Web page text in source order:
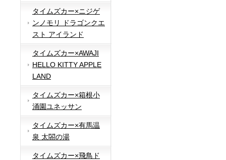
タイムズカー×ニジゲ
ンノモリ ドラゴンクエ
スト アイランド
タイムズカー×AWAJI
HELLO KITTY APPLE
LAND
タイムズカー×箱根小
涌園ユネッサン
タイムズカー×有馬温
泉 太閤の湯
タイムズカー×飛鳥ド